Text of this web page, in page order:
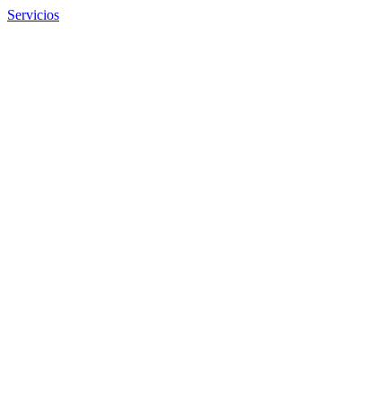
Servicios